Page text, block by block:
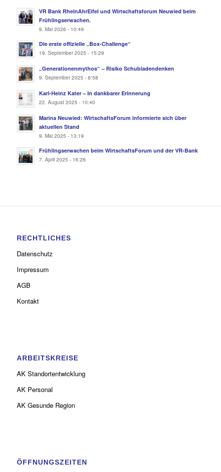
VR Bank RheinAhrEifel und Wirtschaftsforum Neuwied beim
Frühlingserwachen.
9. Mai 2026 - 10:49
Die erste offizielle „Box-Challenge“
19. September 2025 - 15:29
„Generationenmythos“ – Risiko Schubladendenken
9. September 2025 - 8:58
Karl-Heinz Kater – In dankbarer Erinnerung
22. August 2025 - 10:40
Marina Neuwied: WirtschaftsForum informierte sich über
aktuellen Stand
9. Mai 2025 - 13:19
Frühlingserwachen beim WirtschaftsForum und der VR-Bank
7. April 2025 - 16:26
RECHTLICHES
Datenschutz
Impressum
AGB
Kontakt
ARBEITSKREISE
AK Standortentwicklung
AK Personal
AK Gesunde Region
ÖFFNUNGSZEITEN